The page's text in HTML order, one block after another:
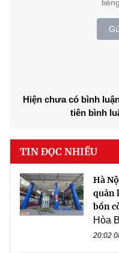
Hiện chưa có bình
tiên bình
TIN ĐỌC NHIỀU
Hà
quản
bồn
Hòa
20:02